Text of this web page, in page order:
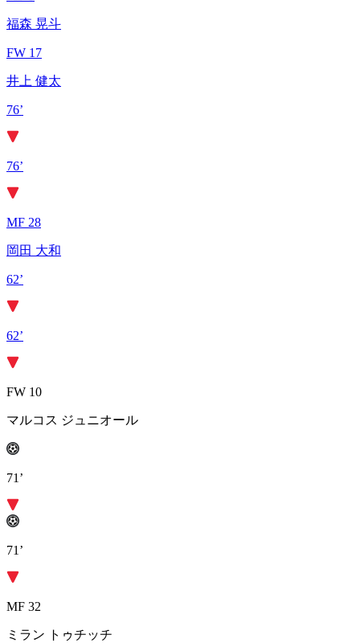
福森 晃斗
FW 17
井上 健太
76’
76’
MF 28
岡田 大和
62’
62’
FW 10
マルコス ジュニオール
71’
71’
MF 32
ミラン トゥチッチ